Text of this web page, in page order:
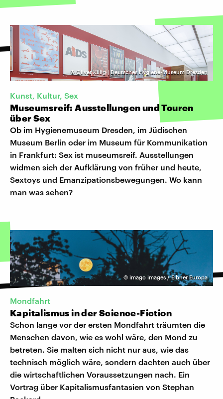
© Oliver Killig | Deutsches Hygiene-Museum Dresden
Kunst, Kultur, Sex
Museumsreif: Ausstellungen und Touren
über Sex
Ob im Hygienemuseum Dresden, im Jüdischen
Museum Berlin oder im Museum für Kommunikation
in Frankfurt: Sex ist museumsreif. Ausstellungen
widmen sich der Aufklärung von früher und heute,
Sextoys und Emanzipationsbewegungen. Wo kann
man was sehen?
© imago images / Eibner Europa
Mondfahrt
Kapitalismus in der Science-Fiction
Schon lange vor der ersten Mondfahrt träumten die
Menschen davon, wie es wohl wäre, den Mond zu
betreten. Sie malten sich nicht nur aus, wie das
technisch möglich wäre, sondern dachten auch über
die wirtschaftlichen Voraussetzungen nach. Ein
Vortrag über Kapitalismusfantasien von Stephan